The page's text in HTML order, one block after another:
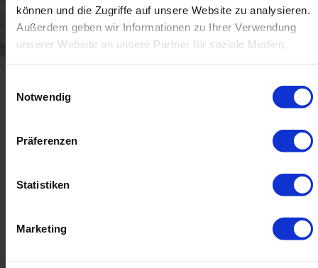
können und die Zugriffe auf unsere Website zu analysieren.
Außerdem geben wir Informationen zu Ihrer Verwendung
unserer Website an unsere Partner für soziale Medien,
zusammen, die Sie ihnen bereitgestellt haben oder die sie
im Rahmen Ihrer Nutzung der Dienste gesammelt haben.
Notwendig
Präferenzen
Statistiken
Marketing
Produktionsbeispiele